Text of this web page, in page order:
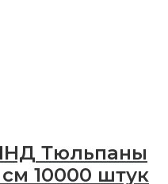
Тюльпаны
10000 штук